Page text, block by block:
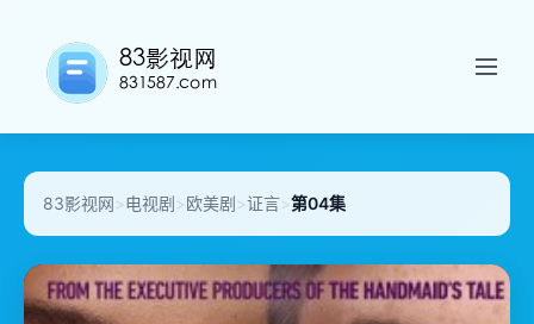
83影视网>电视剧>欧美剧>证言>第04集